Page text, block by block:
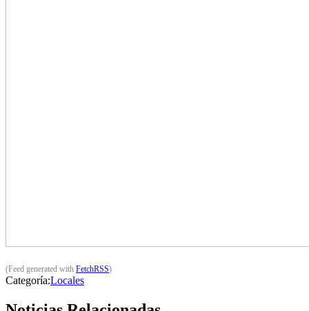
(Feed generated with FetchRSS)
Categoría:Locales